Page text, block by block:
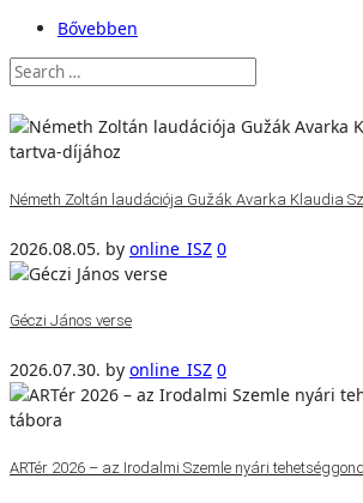
Bővebben
Németh Zoltán laudációja Gužák Avarka Klaudia
2026.08.05. by online_ISZ 0
Géczi János verse
2026.07.30. by online_ISZ 0
ARTér 2026 – az Irodalmi Szemle nyári